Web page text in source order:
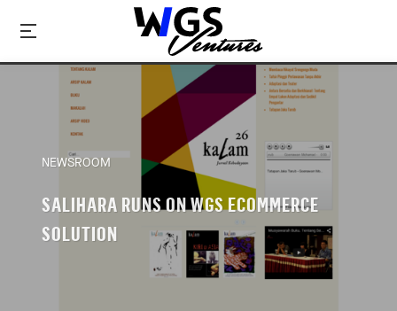
NEWSROOM
SALIHARA RUNS ON WGS ECOMMERCE
SOLUTION